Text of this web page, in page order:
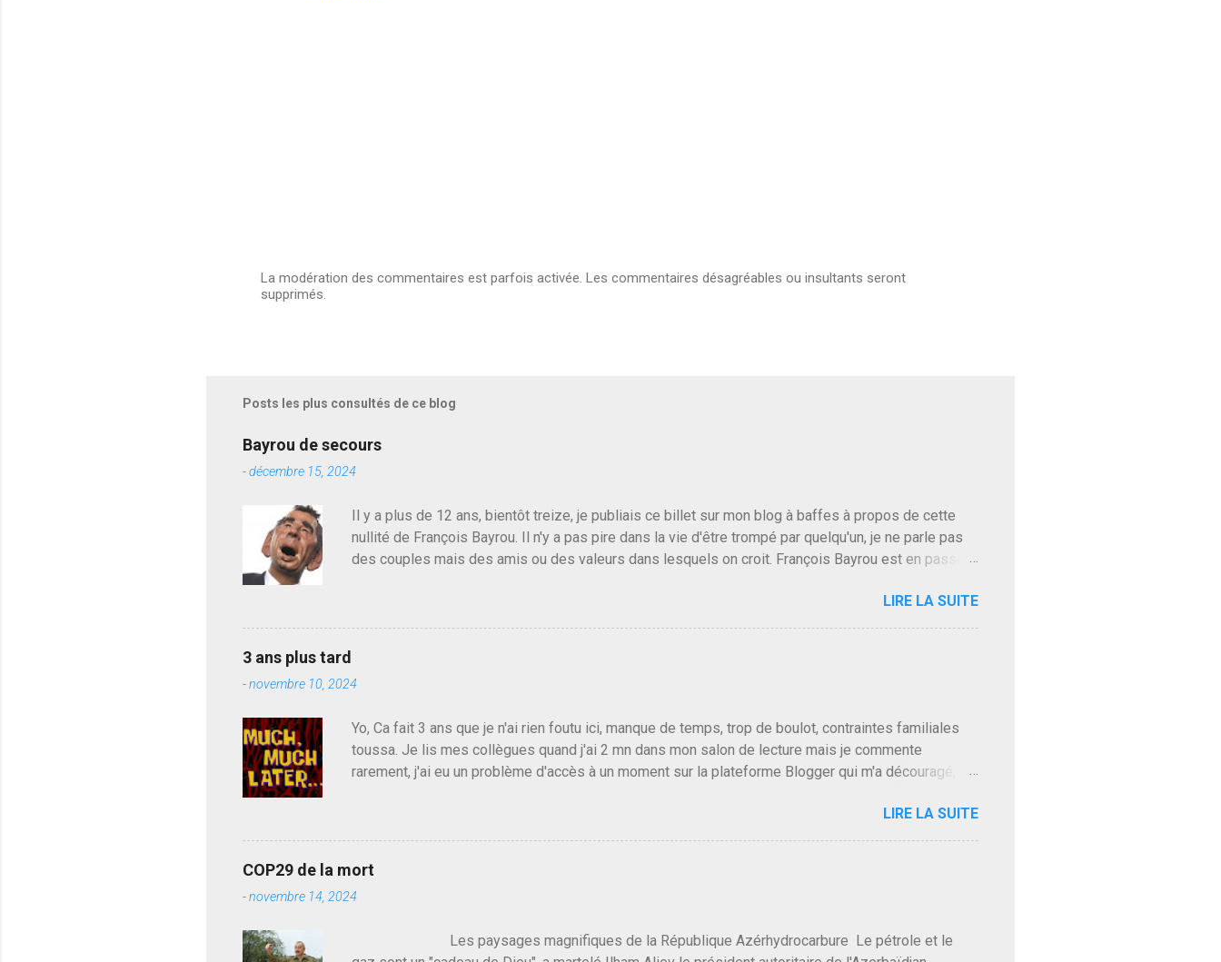
E
t
e
r
u
m
m
e
n
r
La modération des commentaires est parfois activée. Les commentaires désagréables ou insultants seront
supprimés.
Posts les plus consultés de ce blog
Bayrou de secours
-décembre 15, 2024
Il y a plus de 12 ans, bientôt treize, je publiais ce billet sur mon blog à baffes à propos de cette
nullité de François Bayrou. Il n'y a pas pire dans la vie d'être trompé par quelqu'un, je ne parle pas
des couples mais des amis ou des valeurs dans lesquels on croit. François Bayrou est en passe
déjà le candidat de la droite molle plus proche de Sarkozy que de Hollande, sinon il serait candidat
du centre de la gauche molle mais quand on écoutait ses discours critiques presque sincères
de l'Assemblée ou du Sénat. Ou assister au débarquement des américains en Normandie. Bayrou
LIRE LA SUITE
3 ans plus tard
-novembre 10, 2024
Yo, Ca fait 3 ans que je n'ai rien foutu ici, manque de temps, trop de boulot, contraintes familiales
toussa. Je lis mes collègues quand j'ai 2 mn dans mon salon de lecture mais je commente
rarement, j'ai eu un problème d'accès à un moment sur la plateforme Blogger qui m'a découragé,
pouvoir, Vlad Poutine qui a déclaré la guerre à l'Europe via l'Ukraine reçoit des troupes de Kim Mes
Couilles Un, Les islamistes de la religion de paix et d'amour déclenchent l'intifada mondiale après
demandait pas plus sont un tantinet excessif . Quelque part je ne peux pas franchement lui en
vouloir, quand un attentat touche ton pays avec 1700 morts, tu as envie d'exploser la gueule de
LIRE LA SUITE
COP29 de la mort
-novembre 14, 2024
Les paysages magnifiques de la République Azérhydrocarbure Le pétrole et le